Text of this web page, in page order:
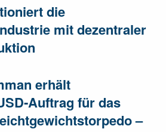
die
mit dezentraler
erhält
für das
–